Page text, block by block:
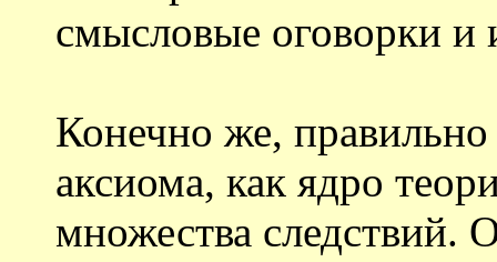
смысловые оговорки и
Конечно же,
аксиома, как ядро
множества следствий.